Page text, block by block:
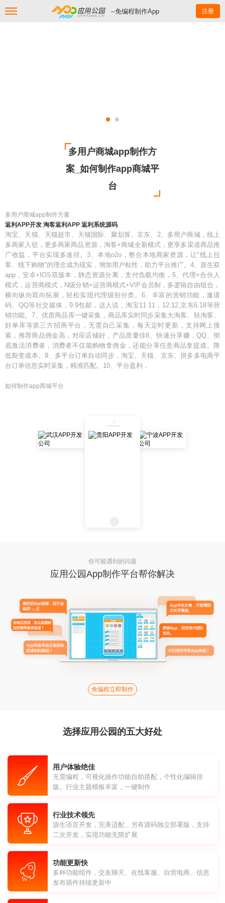
--免编程制作App 注册
多用户商城app制作方
案_如何制作app商城平
台
多用户商城app制作方案
返利APP开发 淘客返利APP 返利系统源码
淘宝、天猫、天猫超市、天猫国际、聚划算、京东、2、多用户商城，线上
多商家入驻，更多商家商品资源，淘客+商城全新模式，更享多渠道商品推
广收益，平台实现多途径。3、本地o2o，整合本地商家资源，让"线上拉
客、线下购物"的理念成为现实，增加用户粘性，助力平台推广。4、原生双
app，安卓+IOS双版本，静态资源分离，支付负载均衡，5、代理+合伙人
模式，运营商模式，N级分销+运营商模式+VIP会员制，多逻辑自由组合，
横向纵向双向拓展，轻松实现代理级别分类。6、丰富的营销功能，邀请
码、QQ等社交媒体，9.9包邮，达人说，淘宝11.11，12.12,京东6.18等营
销功能。7、优质商品库一键采集，商品库实时同步采集大淘客、轻淘客、
好单库等第三方招商平台，无需自己采集，每天定时更新，支持网上搜
索，推荐商品佣金高，对应店铺好，产品质量佳8、快速分享赚，QQ、彻
底激活消费者，消费者不仅能购物拿佣金，还能分享任意商品拿提成。降
低裂变成本。9、多平台订单自动同步，淘宝、天猫、京东、拼多多电商平
台订单信息实时采集，精准匹配。10、平台盈利，
如何制作app商城平台
你可能遇到的问题
应用公园App制作平台帮你解决
免编程立即制作
选择应用公园的五大好处
用户体验绝佳
无需编程，可视化操作功能自助搭配，个性化编辑排
版。行业主题模板丰富，一键制作
行业技术领先
源生语言开发，完美适配，另有源码独立部署版，支持
二次开发，实现功能无限扩展
功能更新快
多种功能组件，交友聊天、在线客服、自营电商、信息
发布插件持续更新中